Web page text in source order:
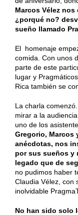
Marcos Vélez
¿porqué no?
sueño llamado
El homenaje
comida. Con unos
parte de este
lugar y
Rica también se
La charla
mirar a la
uno de los
Gregorio, Marcos
anécdotas, nos
por sus sueños y
legado que de
no pudimos haber
Claudia Vélez, con
inolvidable
No han sido solo